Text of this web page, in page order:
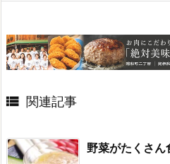
 関連記事
野菜がたくさん